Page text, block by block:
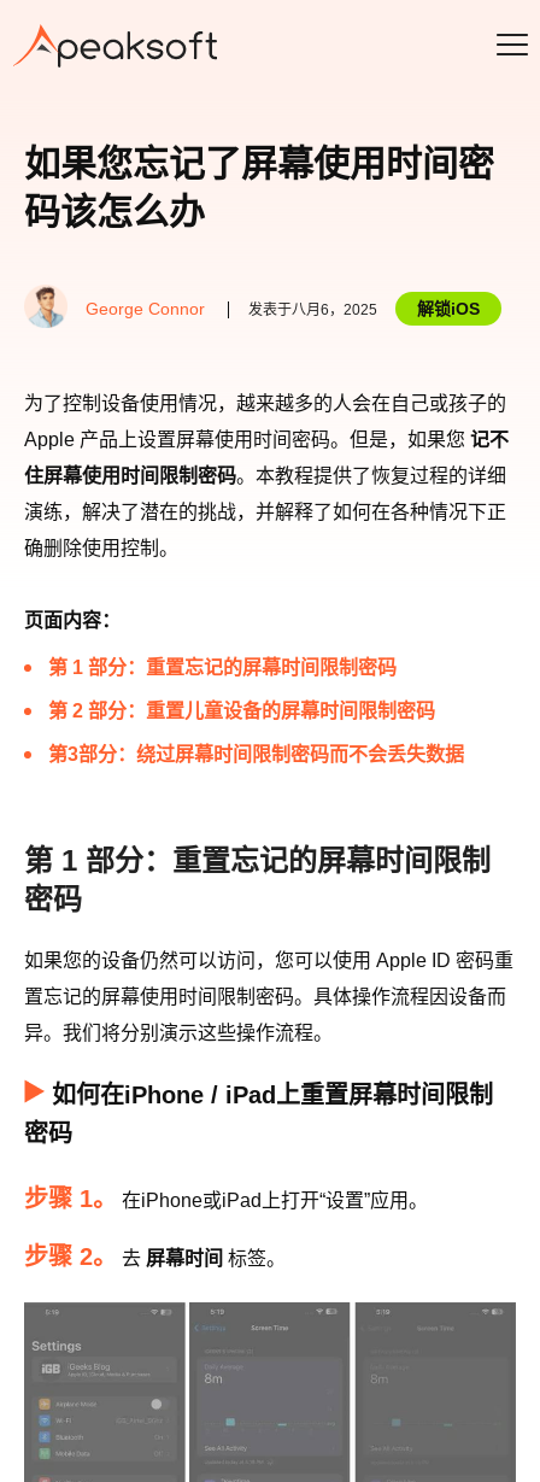
如果您忘记了屏幕使用时间密
码该怎么办
George Connor 发表于八月6，2025 解锁iOS
为了控制设备使用情况，越来越多的人会在自己或孩子的
Apple 产品上设置屏幕使用时间密码。但是，如果您 记不
住屏幕使用时间限制密码。本教程提供了恢复过程的详细
演练，解决了潜在的挑战，并解释了如何在各种情况下正
确删除使用控制。
页面内容：
第 1 部分：重置忘记的屏幕时间限制密码
第 2 部分：重置儿童设备的屏幕时间限制密码
第3部分：绕过屏幕时间限制密码而不会丢失数据
第 1 部分：重置忘记的屏幕时间限制
密码
如果您的设备仍然可以访问，您可以使用 Apple ID 密码重
置忘记的屏幕使用时间限制密码。具体操作流程因设备而
异。我们将分别演示这些操作流程。
如何在iPhone / iPad上重置屏幕时间限制
密码
步骤 1。 在iPhone或iPad上打开“设置”应用。
步骤 2。 去 屏幕时间 标签。